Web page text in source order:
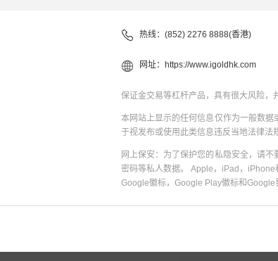
热线：(852) 2276 8888(香港)
网址： https://www.igoldhk.com
保证金交易等杠杆产品，具有很大风险，
本网站上显示的任何信息仅作为一般数
于视发布或使用此类信息违反当地法律法
网上保安：为了保护您的私隐安全，请
密码等私人数据。 Apple，iPad，
Google徽标，Google Play徽标和Google